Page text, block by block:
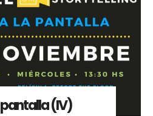
(IV)